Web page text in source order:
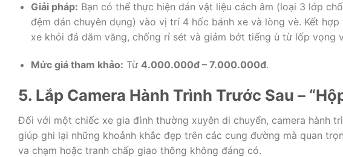
Giải pháp: Bạn có thể thực hiện dán vật liệu cách âm (loại 3 lớp
đệm dán chuyên dụng) vào vị trí 4 hốc bánh xe và lòng vè. Kết hợp
xe khỏi đá dăm văng, chống rỉ sét và giảm bớt tiếng ù từ lốp vọng
Mức giá tham khảo: Từ 4.000.000đ – 7.000.000đ.
5. Lắp Camera Hành Trình Trước Sau –
Đối với một chiếc xe gia đình thường xuyên di chuyển, camera hành
giúp ghi lại những khoảnh khắc đẹp trên các cung đường mà quan
va chạm hoặc tranh chấp giao thông không đáng có.